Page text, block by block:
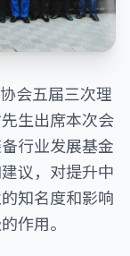
会五届三次理
生出席本次会
行业发展基金
议，对提升中
知名度和影响
作用。